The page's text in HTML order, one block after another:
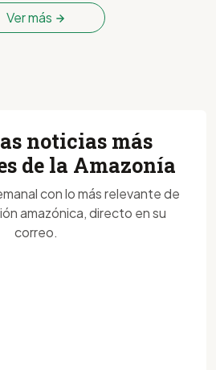
Ver más
noticias más
de la Amazonía
con lo más relevante de
amazónica, directo en su
correo.